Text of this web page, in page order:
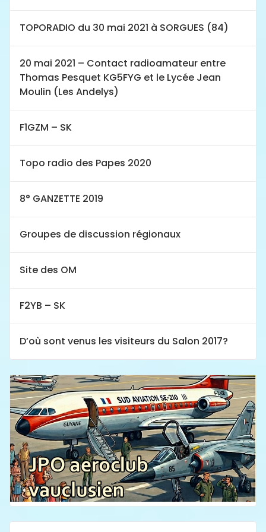
TOPORADIO du 30 mai 2021 à SORGUES (84)
20 mai 2021 – Contact radioamateur entre
Thomas Pesquet KG5FYG et le Lycée Jean
Moulin (Les Andelys)
F1GZM – SK
Topo radio des Papes 2020
8° GANZETTE 2019
Groupes de discussion régionaux
Site des OM
F2YB – SK
D’où sont venus les visiteurs du Salon 2017?